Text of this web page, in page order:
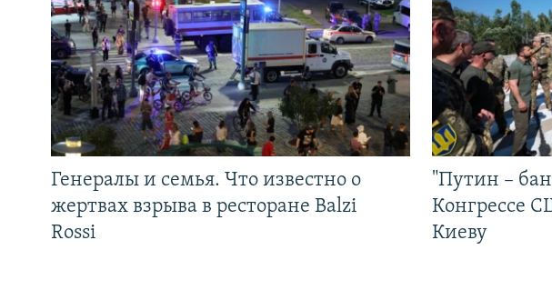
Генералы и семья. Что известно о
жертвах взрыва в ресторане Balzi
Rossi
"Путин –
Конгрессе
Киеву